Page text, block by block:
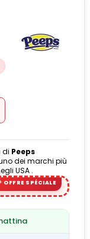
di Peeps
dei marchi più
USA .